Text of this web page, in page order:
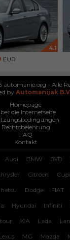
4.1
EUR
- Alle
byAutomanijak
Homepage
die Internetseite
Rechtsbelehrung
FAQ
Kontakt
Audi BMW BYD
Citroen
Dodge FIAT
Hyundai Infiniti
KIA Lada
MG Mazda